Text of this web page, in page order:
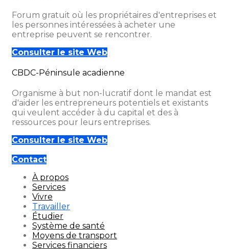
Forum gratuit où les propriétaires d'entreprises et
les personnes intéressées à acheter une
entreprise peuvent se rencontrer.
Consulter le site Web
CBDC-Péninsule acadienne
Organisme à but non-lucratif dont le mandat est
d'aider les entrepreneurs potentiels et existants
qui veulent accéder à du capital et des à
ressources pour leurs entreprises.
Consulter le site Web
Contact
À propos
Services
Vivre
Travailler
Étudier
Système de santé
Moyens de transport
Services financiers